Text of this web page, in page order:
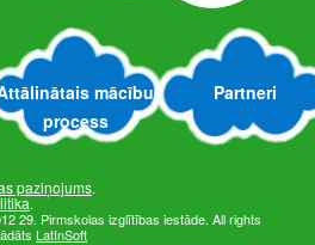
mācību
process
Partneri
paziņojums.
.
29. Pirmskolas izglītības iestāde. All rights
LatInSoft